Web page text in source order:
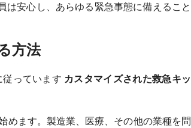
安心し、あらゆる緊急事態に備えること
方法
っています カスタマイズされた救急キッ
めます。製造業、医療、その他の業種を問